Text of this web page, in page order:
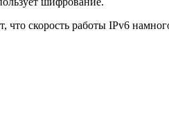
что скорость работы IPv6